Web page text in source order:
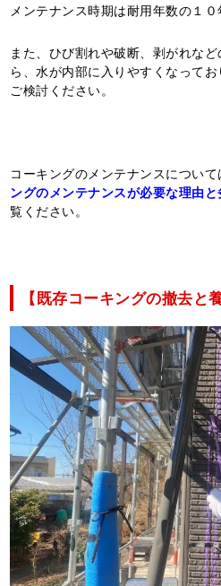
メンテナンス時期は耐用年数の１０
また、ひび割れや破断、剥がれな
ら、水が内部に入りやすくなって
ご検討ください。
コーキングのメンテナンスについ
ングのメンテナンスが必要な理由と
覧ください。
【既存コーキングの撤去と